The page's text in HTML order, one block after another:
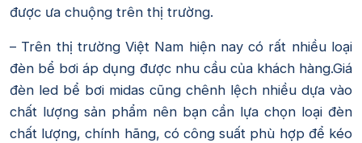
được ưa chuộng trên thị trường.
– Trên thị trường Việt Nam hiện nay có rất nhiều loại
đèn bể bơi áp dụng được nhu cầu của khách hàng.Giá
đèn led bể bơi midas cũng chênh lệch nhiều dựa vào
chất lượng sản phẩm nên bạn cần lựa chọn loại đèn
chất lượng, chính hãng, có công suất phù hợp để kéo